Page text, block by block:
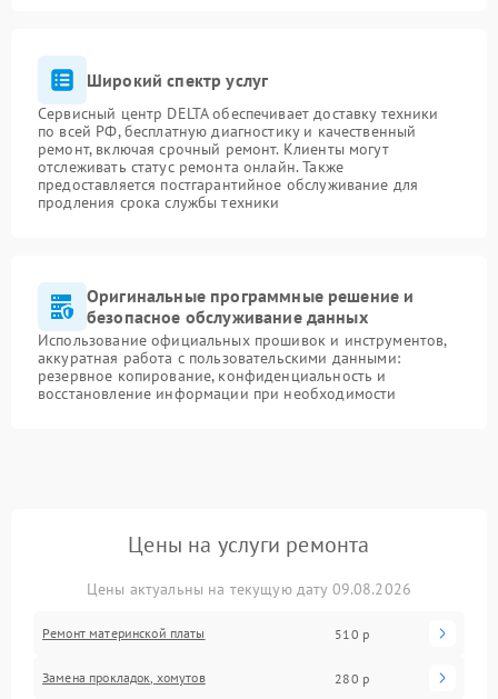
Широкий спектр услуг
Сервисный центр DELTA обеспечивает доставку техники
по всей РФ, бесплатную диагностику и качественный
ремонт, включая срочный ремонт. Клиенты могут
отслеживать статус ремонта онлайн. Также
предоставляется постгарантийное обслуживание для
продления срока службы техники
Оригинальные программные решение и
безопасное обслуживание данных
Использование официальных прошивок и инструментов,
аккуратная работа с пользовательскими данными:
резервное копирование, конфиденциальность и
восстановление информации при необходимости
Цены на услуги ремонта
Цены актуальны на текущую дату 09.08.2026
Ремонт материнской платы 510 р
Замена прокладок, хомутов 280 р